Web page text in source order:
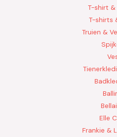
T-shirt &
T-shirts
Truien &
Elle
Frankie &